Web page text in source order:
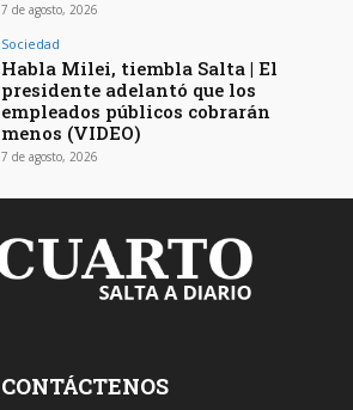
7 de agosto, 2026
Sociedad
Habla Milei, tiembla Salta | El
presidente adelantó que los
empleados públicos cobrarán
menos (VIDEO)
7 de agosto, 2026
CONTÁCTENOS